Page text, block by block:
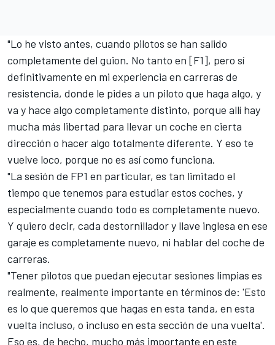
"Lo he visto antes, cuando pilotos se han salido
completamente del guion. No tanto en [F1], pero sí
definitivamente en mi experiencia en carreras de
resistencia, donde le pides a un piloto que haga algo, y
va y hace algo completamente distinto, porque allí hay
mucha más libertad para llevar un coche en cierta
dirección o hacer algo totalmente diferente. Y eso te
vuelve loco, porque no es así como funciona.
"La sesión de FP1 en particular, es tan limitado el
tiempo que tenemos para estudiar estos coches, y
especialmente cuando todo es completamente nuevo.
Y quiero decir, cada destornillador y llave inglesa en ese
garaje es completamente nuevo, ni hablar del coche de
carreras.
"Tener pilotos que puedan ejecutar sesiones limpias es
realmente, realmente importante en términos de: 'Esto
es lo que queremos que hagas en esta tanda, en esta
vuelta incluso, o incluso en esta sección de una vuelta'.
Eso es, de hecho, mucho más importante en este